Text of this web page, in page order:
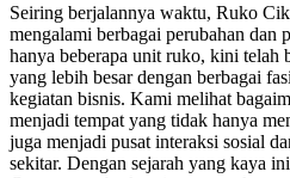
Seiring berjalannya waktu, Ruko
mengalami berbagai perubahan dan
hanya beberapa unit ruko, kini telah
yang lebih besar dengan berbagai
kegiatan bisnis. Kami melihat
menjadi tempat yang tidak hanya
juga menjadi pusat interaksi sosial
sekitar. Dengan sejarah yang kaya